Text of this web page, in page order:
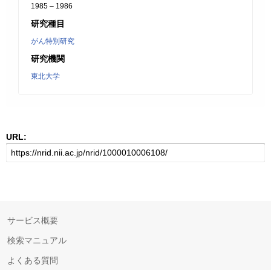
1985 – 1986
研究種目
がん特別研究
研究機関
東北大学
URL:
サービス概要
検索マニュアル
よくある質問